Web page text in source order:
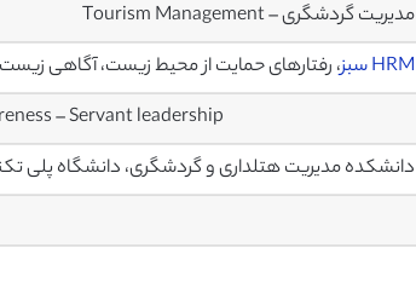
مدیریت گردشگری – Tourism Management
HRM سبز
، رفتارهای حمایت از محیط زیست، آگاهی
– Servant leadership
دانشکده مدیریت هتلداری و گردشگری، دانشگاه